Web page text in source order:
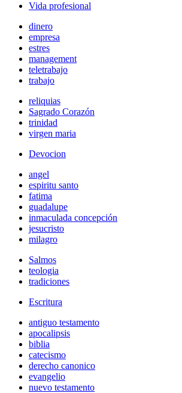
Vida profesional
dinero
empresa
estres
management
teletrabajo
trabajo
reliquias
Sagrado Corazón
trinidad
virgen maria
Devocion
angel
espiritu santo
fatima
guadalupe
inmaculada concepción
jesucristo
milagro
Salmos
teologia
tradiciones
Escritura
antiguo testamento
apocalipsis
biblia
catecismo
derecho canonico
evangelio
nuevo testamento